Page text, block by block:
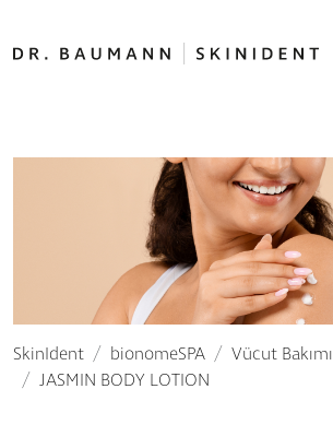
SkinIdent bionomeSPA
Vücut Bakımı
JASMIN BODY LOTION